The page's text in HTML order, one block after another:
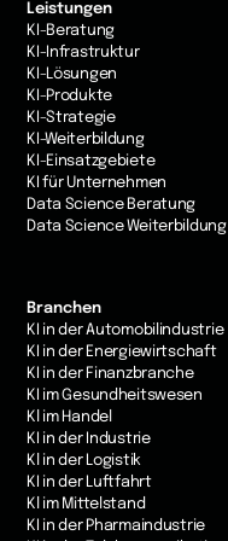
Leistungen
KI-Beratung
KI-Infrastruktur
KI-Lösungen
KI-Produkte
KI-Strategie
KI-Weiterbildung
KI-Einsatzgebiete
KI für Unternehmen
Data Science Beratung
Data Science Weiterbildung
Branchen
KI in der Automobilindustrie
KI in der Energiewirtschaft
KI in der Finanzbranche
KI im Gesundheitswesen
Kl im Handel
KI in der Industrie
Kl in der Logistik
KI in der Luftfahrt
Kl im Mittelstand
KI in der Pharmaindustrie